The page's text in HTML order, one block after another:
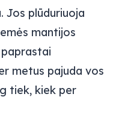
Jos plūduriuoja
mantijos
metus pajuda vos
tiek, kiek per